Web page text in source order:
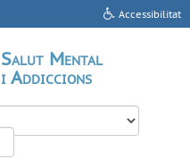
Accessibilitat
Salut Mental
i Addiccions